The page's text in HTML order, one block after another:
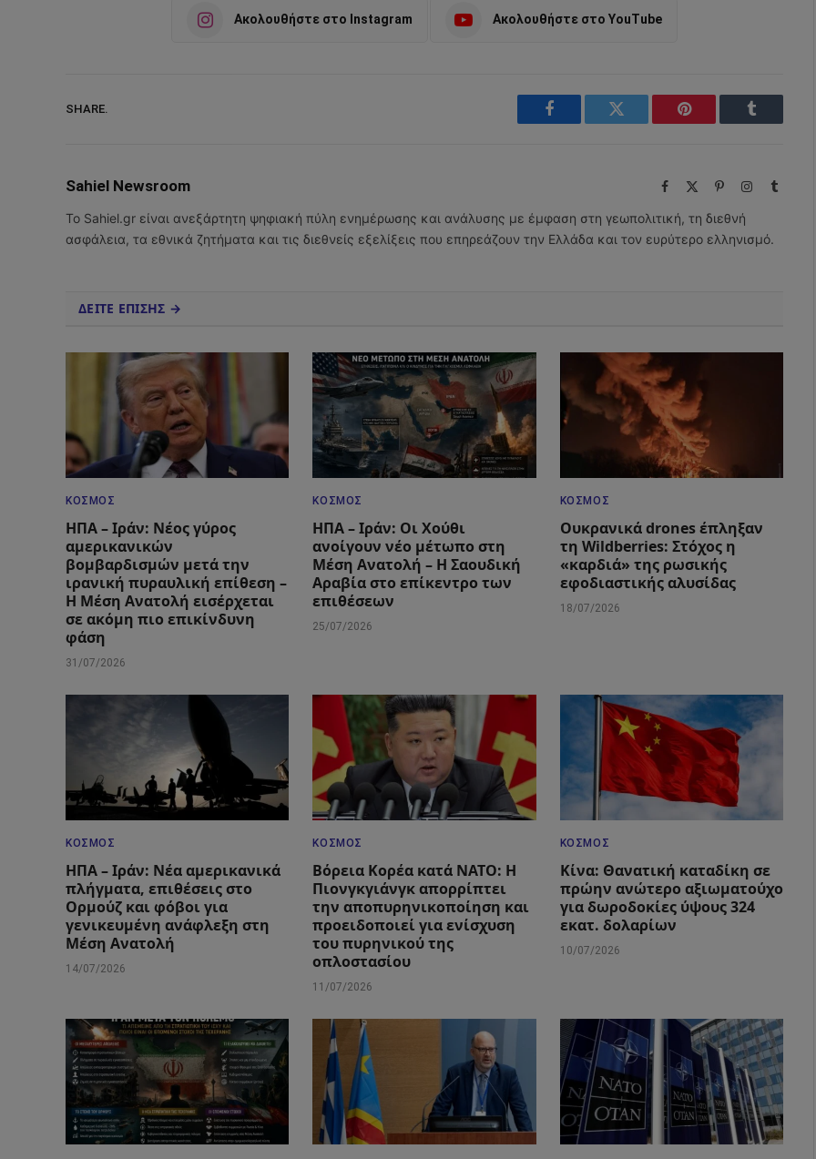
Ακολουθήστε στο Instagram Ακολουθήστε στο YouTube
SHARE.
Facebook Twitter Pinterest Tumblr
Sahiel Newsroom Facebook PinterestInstagramTumblr
Το Sahiel.gr είναι ανεξάρτητη ψηφιακή πύλη ενημέρωσης και ανάλυσης με έμφαση στη γεωπολιτική, τη διεθνή
ασφάλεια, τα εθνικά ζητήματα και τις διεθνείς εξελίξεις που επηρεάζουν την Ελλάδα και τον ευρύτερο ελληνισμό.
ΔΕΙΤΕ ΕΠΙΣΗΣ →
ΚΌΣΜΟΣ
ΗΠΑ – Ιράν: Νέος γύρος
αμερικανικών
βομβαρδισμών μετά την
ιρανική πυραυλική επίθεση –
Η Μέση Ανατολή εισέρχεται
σε ακόμη πιο επικίνδυνη
φάση
31/07/2026
ΚΌΣΜΟΣ
ΗΠΑ – Ιράν: Οι Χούθι
ανοίγουν νέο μέτωπο στη
Μέση Ανατολή – Η Σαουδική
Αραβία στο επίκεντρο των
επιθέσεων
25/07/2026
ΚΌΣΜΟΣ
Ουκρανικά drones έπληξαν
τη Wildberries: Στόχος η
«καρδιά» της ρωσικής
εφοδιαστικής αλυσίδας
18/07/2026
ΚΌΣΜΟΣ
ΗΠΑ – Ιράν: Νέα αμερικανικά
πλήγματα, επιθέσεις στο
Ορμούζ και φόβοι για
γενικευμένη ανάφλεξη στη
Μέση Ανατολή
14/07/2026
ΚΌΣΜΟΣ
Βόρεια Κορέα κατά ΝΑΤΟ: Η
Πιονγκγιάνγκ απορρίπτει
την αποπυρηνικοποίηση και
προειδοποιεί για ενίσχυση
του πυρηνικού της
οπλοστασίου
11/07/2026
ΚΌΣΜΟΣ
Κίνα: Θανατική καταδίκη σε
πρώην ανώτερο αξιωματούχο
για δωροδοκίες ύψους 324
εκατ. δολαρίων
10/07/2026